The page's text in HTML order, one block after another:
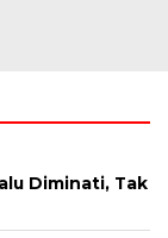
Diminati, Tak